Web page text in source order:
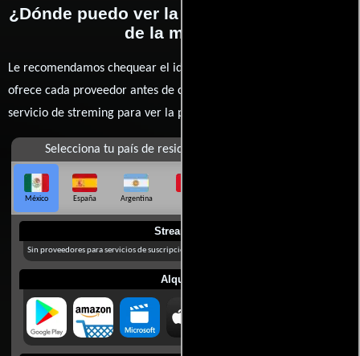
¿Dónde puedo ver la películas Fotógrafos
de la muerte?
Le recomendamos chequear el idioma, doblaje o subtítulos que
ofrece cada proveedor antes de comprar, alquilar o contratar un
servicio de streming para ver la películas.
Selecciona tu país de residencia
México España Argentina
Streaming
Sin proveedores para servicios de suscripción en México
Alquilar